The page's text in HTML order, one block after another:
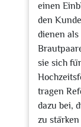
einen
den
dienen
sie sich
tragen
dazu bei,
zu